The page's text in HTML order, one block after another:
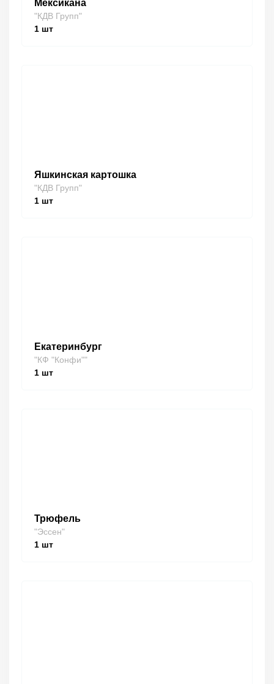
Мексикана
"КДВ Групп"
1 шт
Яшкинская картошка
"КДВ Групп"
1 шт
Екатеринбург
"КФ "Конфи""
1 шт
Трюфель
"Эссен"
1 шт